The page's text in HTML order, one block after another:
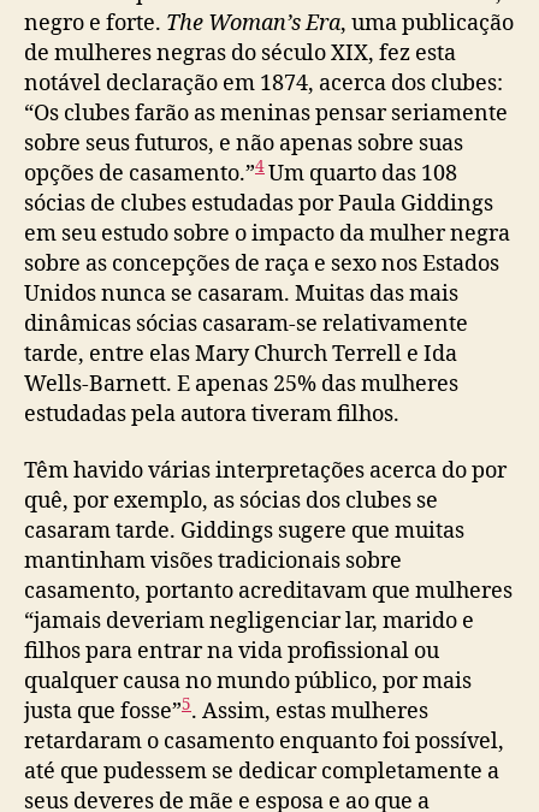
negro e forte. The Woman’s Era, uma publicação
de mulheres negras do século XIX, fez esta
notável declaração em 1874, acerca dos clubes:
“Os clubes farão as meninas pensar seriamente
sobre seus futuros, e não apenas sobre suas
opções de casamento.”4Um quarto das 108
sócias de clubes estudadas por Paula Giddings
em seu estudo sobre o impacto da mulher negra
sobre as concepções de raça e sexo nos Estados
Unidos nunca se casaram. Muitas das mais
dinâmicas sócias casaram-se relativamente
tarde, entre elas Mary Church Terrell e Ida
Wells-Barnett. E apenas 25% das mulheres
estudadas pela autora tiveram filhos.
Têm havido várias interpretações acerca do por
quê, por exemplo, as sócias dos clubes se
casaram tarde. Giddings sugere que muitas
mantinham visões tradicionais sobre
casamento, portanto acreditavam que mulheres
“jamais deveriam negligenciar lar, marido e
filhos para entrar na vida profissional ou
qualquer causa no mundo público, por mais
justa que fosse”5. Assim, estas mulheres
retardaram o casamento enquanto foi possível,
até que pudessem se dedicar completamente a
seus deveres de mãe e esposa e ao que a